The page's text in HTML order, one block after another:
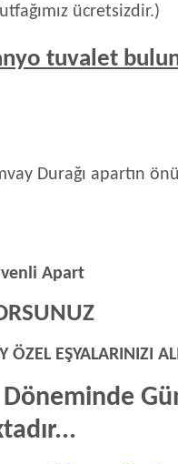
ücretsizdir.)
tuvalet
Durağı apartın
Apart
ÖZEL EŞYALARINIZI
Döneminde